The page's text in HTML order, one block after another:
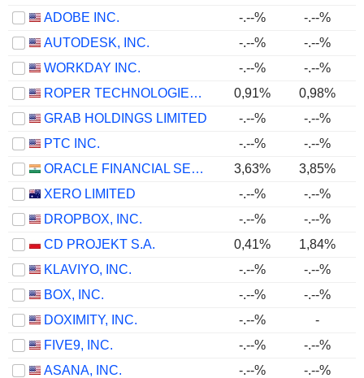
ADOBE INC.
-.--% -.--%
AUTODESK, INC.
-.--% -.--%
WORKDAY INC.
-.--% -.--%
ROPER TECHNOLOGIES, INC.
0,91%
0,98%
GRAB HOLDINGS LIMITED
-.--% -.--%
PTC INC.
-.--% -.--%
ORACLE FINANCIAL SERVICES SOFTWARE LIMITED
3,63% 3,85%
XERO LIMITED
-.--% -.--%
DROPBOX, INC.
-.--%
-.--%
CD PROJEKT S.A.
0,41% 1,84%
KLAVIYO, INC.
-.--% -.--%
BOX, INC.
-.--% -.--%
DOXIMITY, INC.
-.--%
-
FIVE9, INC.
-.--%
-.--%
ASANA, INC.
-.--% -.--%